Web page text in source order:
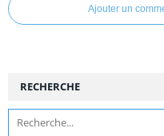
Ajouter un
RECHERCHE